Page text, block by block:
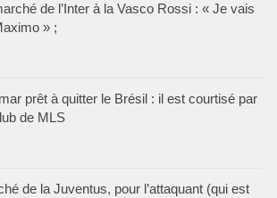
de l’Inter à la Vasco Rossi : « Je vais
» ;
prêt à quitter le Brésil : il est courtisé par
de MLS
de la Juventus, pour l’attaquant (qui est